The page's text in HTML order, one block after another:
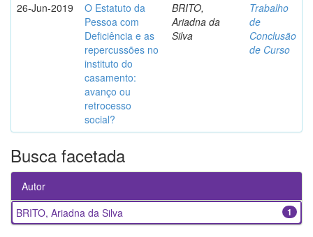
26-Jun-2019
O Estatuto da
Pessoa com
Deficiência e as
repercussões no
instituto do
casamento:
avanço ou
retrocesso
social?
BRITO,
Ariadna da
Silva
Trabalho
de
Conclusão
de Curso
Busca facetada
Autor
1
BRITO, Ariadna da Silva